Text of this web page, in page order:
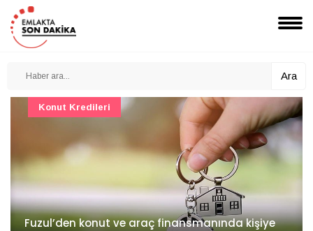
Ara
Fuzul’den konut ve araç finansmanında kişiye
Konut Kredileri